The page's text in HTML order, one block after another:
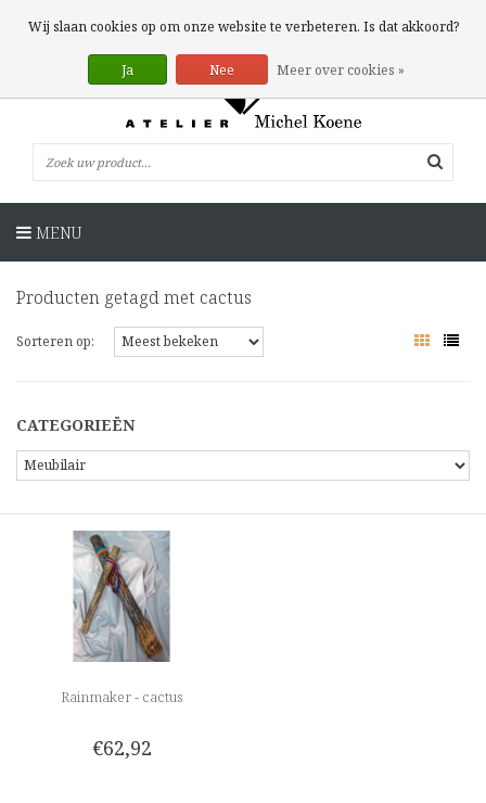
0 Artikelen
MENU
Producten getagd met cactus
Sorteren op:
CATEGORIEËN
Rainmaker - cactus
€62,92
Wij slaan cookies op om onze website te verbeteren. Is dat akkoord?
Ja Nee Meer over cookies »